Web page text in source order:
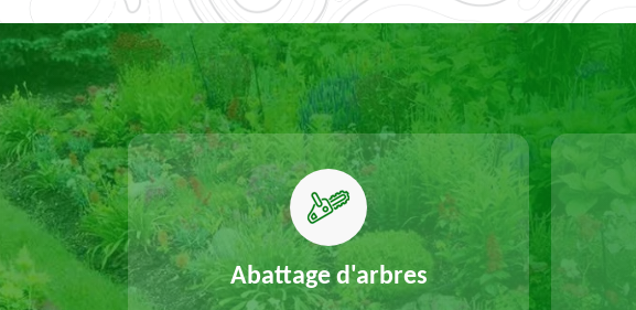
Abattage d'arbres